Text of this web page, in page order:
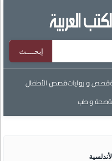
قصص و رواياتقصص الأطفال
صحة و طب